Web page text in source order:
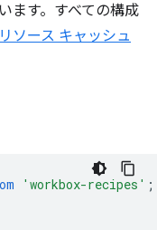
ます。すべての構成
ソース キャッシュ
'workbox-recipes' ;